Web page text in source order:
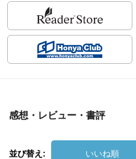
感想・レビュー・書評
並び替え: いいね順